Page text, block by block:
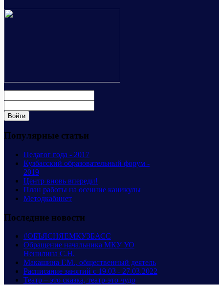
Популярные статьи
Педагог года - 2017
Кузбасский образовательный форум -
2019
Центр вновь впереди!
План работы на осенние каникулы
Методкабинет
Последние новости
#ОБЪЯСНЯЕМКУЗБАСС
Обращение начальника МКУ УО
Ненилина С.Н.
Макашина Г.М., общественный деятель
Расписание занятий с 19.03 - 27.03.2022
Театр – это сказка, театр-это чудо